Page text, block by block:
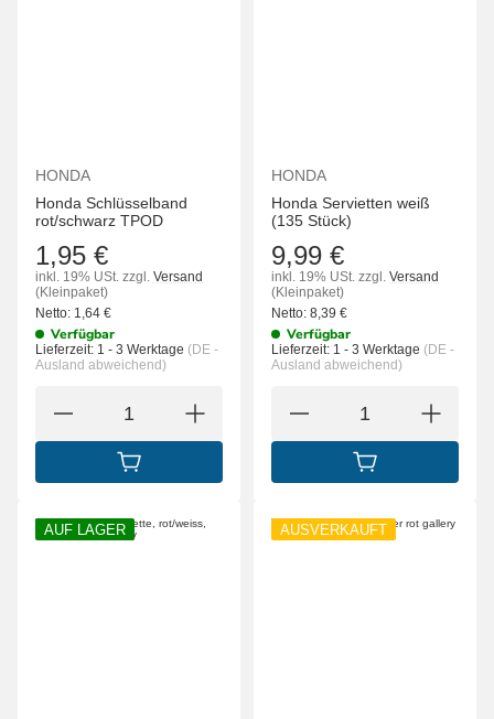
HONDA
Honda Schlüsselband
rot/schwarz TPOD
1,95 €
inkl. 19% USt. zzgl. Versand
(Kleinpaket)
Netto: 1,64 €
Verfügbar
Lieferzeit: 1 - 3 Werktage (DE -
Ausland abweichend)
IN DEN WARENKORB
HONDA
Honda Servietten weiß
(135 Stück)
9,99 €
inkl. 19% USt. zzgl. Versand
(Kleinpaket)
Netto: 8,39 €
Verfügbar
Lieferzeit: 1 - 3 Werktage (DE -
Ausland abweichend)
IN DEN
AUF LAGER AUSVERKAUFT